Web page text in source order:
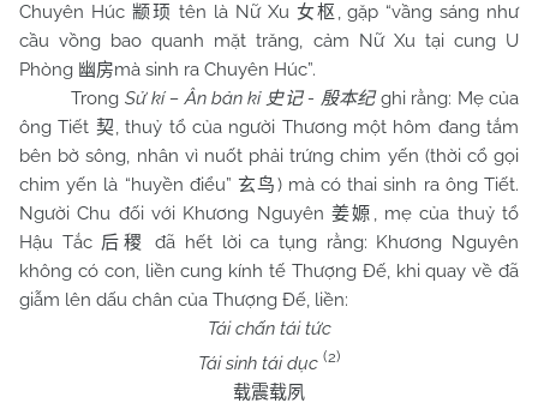
Chuyên Húc 颛顼 tên là Nữ Xu 女枢 , gặp “vầng sáng như
cầu vồng bao quanh mặt trăng, cảm Nữ Xu tại cung U
Phòng 幽房mà sinh ra Chuyên Húc”.
Trong Sử kí – Ân bản kỉ 史记- 殷本纪ghi rằng: Mẹ của
ông Tiết 契, thuỷ tổ của người Thương một hôm đang tắm
bên bờ sông, nhân vì nuốt phải trứng chim yến (thời cổ gọi
chim yến là “huyền điểu” 玄鸟) mà có thai sinh ra ông Tiết.
Người Chu đối với Khương Nguyên 姜嫄 , mẹ của thuỷ tổ
Hậu Tắc 后稷
đã hết lời ca tụng rằng: Khương Nguyên
không có con, liền cung kính tế Thượng Đế, khi quay về đã
giẫm lên dấu chân của Thượng Đế, liền:
Tái chấn tái tức
Tái sinh tái dục (2)
载震载夙